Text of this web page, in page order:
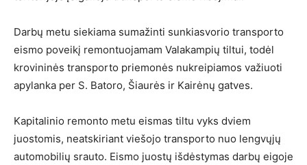
Darbų metu siekiama sumažinti sunkiasvorio transporto
eismo poveikį remontuojamam Valakampių tiltui, todėl
krovininės transporto priemonės nukreipiamos važiuoti
apylanka per S. Batoro, Šiaurės ir Kairėnų gatves.
Kapitalinio remonto metu eismas tiltu vyks dviem
juostomis, neatskiriant viešojo transporto nuo lengvųjų
automobilių srauto. Eismo juostų išdėstymas darbų eigoje